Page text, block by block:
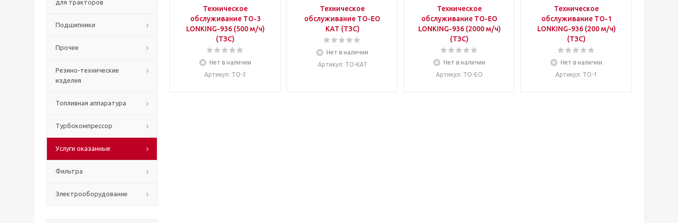
для тракторов
Подшипники
Прочее
Резино-технические
изделия
Топливная аппаратура
Турбокомпрессор
Услуги оказанные
Фильтра
Электрооборудование
Техническое
обслуживание ТО-3
LONKING-936 (500 м/ч)
(ТЗС)
Нет в наличии
Артикул: ТО-3
Техническое
обслуживание ТО-ЕО
КАТ (ТЗС)
Нет в наличии
Артикул: ТО-КАТ
Техническое
обслуживание ТО-ЕО
LONKING-936 (2000 м/ч)
(ТЗС)
Нет в наличии
Артикул: ТО-ЕО
Техническое
обслуживание ТО-1
LONKING-936 (200 м/ч)
(ТЗС)
Нет в наличии
Артикул: ТО-1